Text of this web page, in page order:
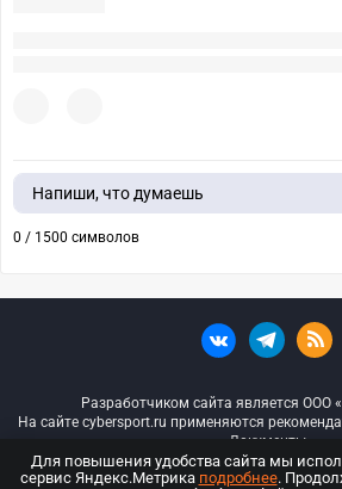
Напиши, что думаешь
0 / 1500 символов
Разработчиком сайта является ООО
На сайте cybersport.ru применяются
Документы
© ООО «Киберспорт.ру» — Все
Для повышения удобства сайта мы
сервис Яндекс.Метрика подробнее.